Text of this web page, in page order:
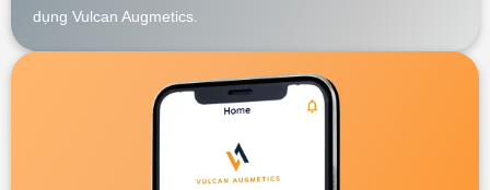
dụng Vulcan Augmetics.